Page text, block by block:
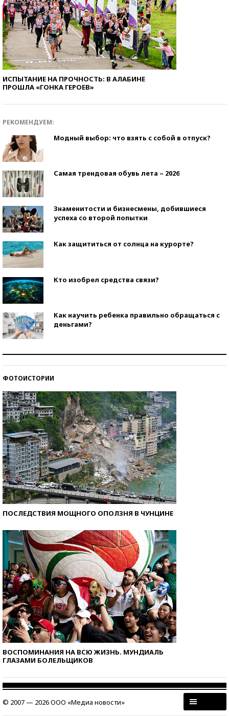
ИСПЫТАНИЕ НА ПРОЧНОСТЬ: В АЛАБИНЕ
ПРОШЛА «ГОНКА ГЕРОЕВ»
РЕКОМЕНДУЕМ:
Модный выбор: что взять с собой в отпуск?
Самая трендовая обувь лета – 2026
Знаменитости и бизнесмены, добившиеся
успеха со второй попытки
Как защититься от солнца на курорте?
Кто изобрел средства связи?
Как научить ребенка правильно обращаться с
деньгами?
ФОТОИСТОРИИ
ПОСЛЕДСТВИЯ МОЩНОГО ОПОЛЗНЯ В ЧУНЦИНЕ
ВОСПОМИНАНИЯ НА ВСЮ ЖИЗНЬ. МУНДИАЛЬ
ГЛАЗАМИ БОЛЕЛЬЩИКОВ
© 2007 — 2026 ООО «Медиа новости»